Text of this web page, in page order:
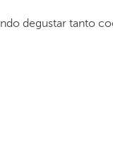
degustar tanto